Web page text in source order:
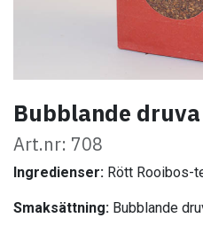
Bubblande
Art.nr: 708
Ingredienser: Rött Rooibos-
Smaksättning: Bubblande